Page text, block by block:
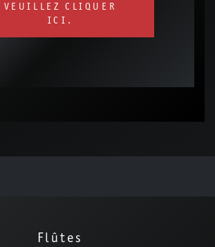
VEUILLEZ CLIQUER
ICI.
Flûtes